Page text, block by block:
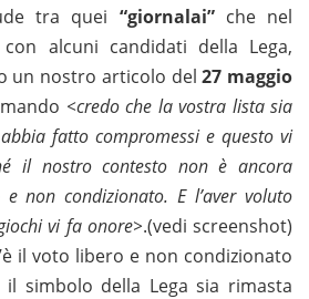
tra quei “giornalai”che nel
alcuni candidati della Lega,
un nostro articolo del27 maggio
<credo che la vostra lista sia
fatto compromessi e questo vi
il nostro contesto non è ancora
non condizionato. E l’aver voluto
vi fa onore>.(vedi screenshot)
il voto libero e non condizionato
simbolo della Lega sia rimasta